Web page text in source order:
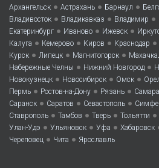
Архангельск • Астрахань • Барнаул •
Владивосток • Владикавказ • Владимир •
Екатеринбург • Иваново • Ижевск •
Калуга • Кемерово • Киров • Краснодар •
Курск • Липецк • Магнитогорск •
Набережные Челны • Нижний Новгород •
Новокузнецк • Новосибирск • Омск •
Пермь • Ростов-на-Дону • Рязань • Самара
Саранск • Саратов • Севастополь •
Ставрополь • Тамбов • Тверь • Тольятти •
Улан-Удэ • Ульяновск • Уфа • Хабаровск
Череповец • Чита • Ярославль